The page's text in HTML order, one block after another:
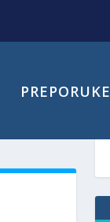
PREPORUKE